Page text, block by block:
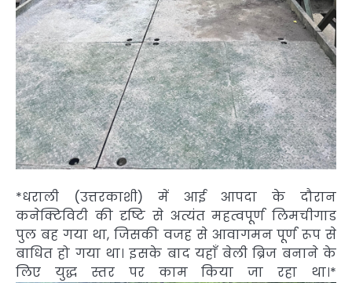
*धराली (उत्तरकाशी) में आई आपदा के दौरान
कनेक्टिविटी की दृष्टि से अत्यंत महत्वपूर्ण लिमचीगाड
पुल बह गया था, जिसकी वजह से आवागमन पूर्ण रूप से
बाधित हो गया था। इसके बाद यहाँ बेली ब्रिज बनाने के
लिए युद्ध स्तर पर काम किया जा रहा था।*